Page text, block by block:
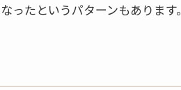
たというパターンもあります。